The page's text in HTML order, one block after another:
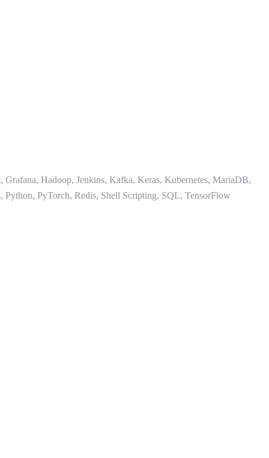
Hadoop, Jenkins, Kafka, Keras, Kubernetes, MariaDB,
PyTorch, Redis, Shell Scripting, SQL, TensorFlow